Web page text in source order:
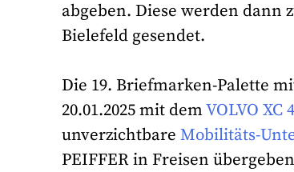
abgeben. Diese werden dann
Bielefeld gesendet.
Die 19. Briefmarken-Palette
20.01.2025 mit demVOLVO XC
unverzichtbareMobilitäts-
PEIFFER in Freisen